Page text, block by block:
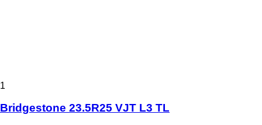
1
Bridgestone 23.5R25 VJT L3 TL